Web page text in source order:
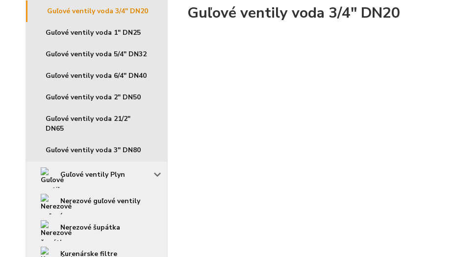
Guľové ventily voda 3/4" DN20
Guľové ventily voda 1" DN25
Guľové ventily voda 5/4" DN32
Guľové ventily voda 6/4" DN40
Guľové ventily voda 2" DN50
Guľové ventily voda 21/2"
DN65
Guľové ventily voda 3" DN80
Guľové ventily Plyn
Nerezové guľové ventily
Nerezové šupátka
Kurenárske filtre
Guľové ventily voda 3/4" DN20